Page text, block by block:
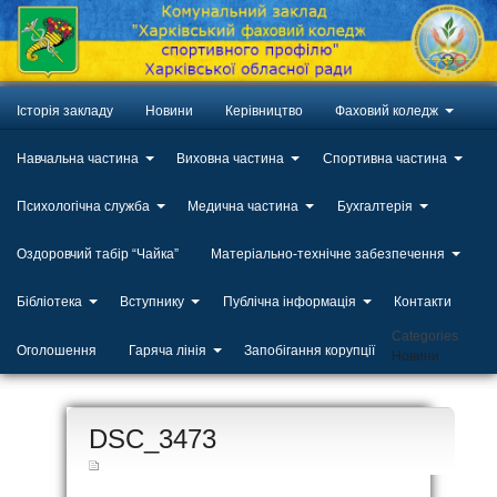
Історія закладу Новини Керівництво Фаховий коледж
Навчальна частина Виховна частина Спортивна частина
Психологічна служба Медична частина Бухгалтерія
Оздоровчий табір “Чайка” Матеріально-технічне забезпечення
Бібліотека Вступнику Публічна інформація Контакти
Оголошення Гаряча лінія Запобігання корупції
Categories
Новини
20
DSC_3473